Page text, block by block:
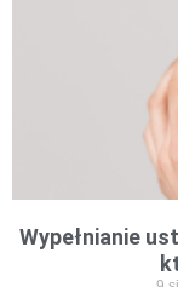
Wypełnianie